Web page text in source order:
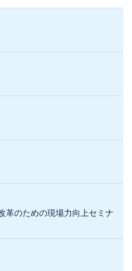
革のための現場力向上セミナ